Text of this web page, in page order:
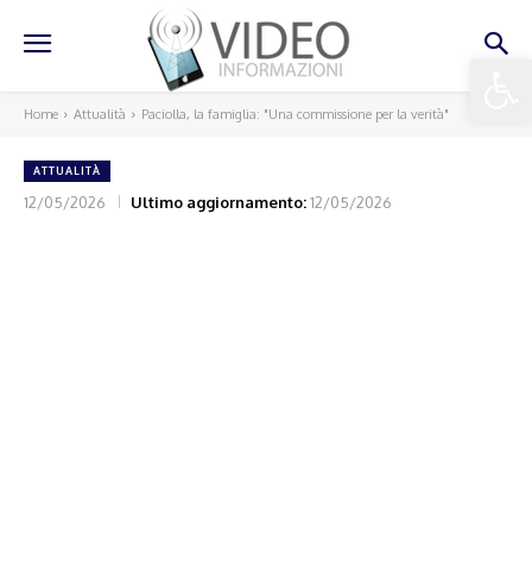
Home Attualità Paciolla, la famiglia: "Una commissione per la verità"
ATTUALITÀ
12/05/2026 Ultimo aggiornamento:12/05/2026